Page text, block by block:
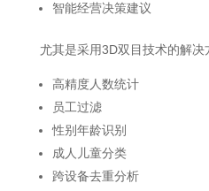
智能经营决策建议
尤其是采用3D双目技术的解决
高精度人数统计
员工过滤
性别年龄识别
成人儿童分类
跨设备去重分析